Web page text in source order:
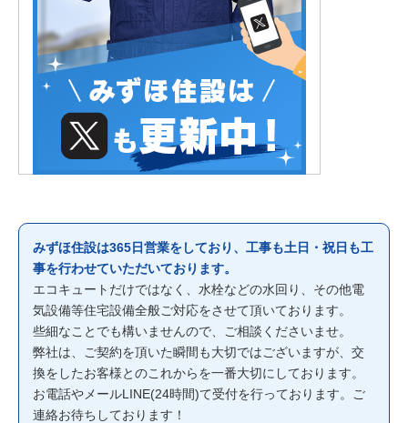
みずほ住設は365日営業をしており、工事も土日・祝日も工
事を行わせていただいております。
エコキュートだけではなく、水栓などの水回り、その他電
気設備等住宅設備全般ご対応をさせて頂いております。
些細なことでも構いませんので、ご相談くださいませ。
弊社は、ご契約を頂いた瞬間も大切ではございますが、交
換をしたお客様とのこれからを一番大切にしております。
お電話やメールLINE(24時間)て受付を行っております。ご
連絡お待ちしております！